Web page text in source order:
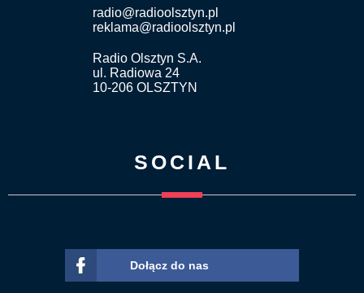
radio@radioolsztyn.pl
reklama@radioolsztyn.pl
Radio Olsztyn S.A.
ul. Radiowa 24
10-206 OLSZTYN
SOCIAL
Dołącz do nas